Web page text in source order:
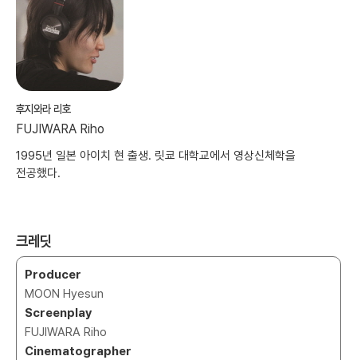
후지와라 리호
FUJIWARA Riho
1995년 일본 아이치 현 출생. 릿쿄 대학교에서 영상신체학을
전공했다.
크레딧
Producer
MOON Hyesun
Screenplay
FUJIWARA Riho
Cinematographer